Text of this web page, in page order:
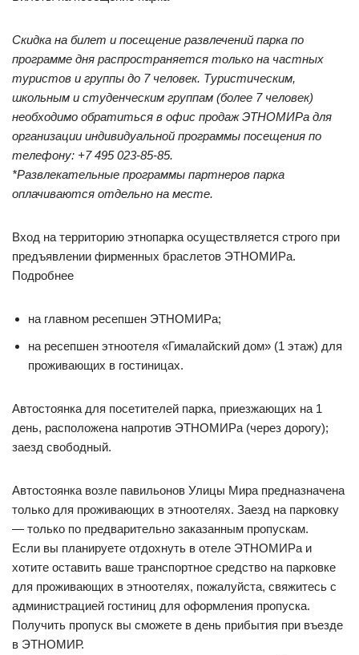
Скидка на билет и посещение развлечений парка по
программе дня распространяется только на частных
туристов и группы до 7 человек. Туристическим,
школьным и студенческим группам (более 7 человек)
необходимо обратиться в офис продаж ЭТНОМИРа для
организации индивидуальной программы посещения по
телефону: +7 495 023-85-85.
*Развлекательные программы партнеров парка
оплачиваются отдельно на месте.
Вход на территорию этнопарка осуществляется строго при
предъявлении фирменных браслетов ЭТНОМИРа.
Подробнее
на главном ресепшен ЭТНОМИРа;
на ресепшен этноотеля «Гималайский дом» (1 этаж) для
проживающих в гостиницах.
Автостоянка для посетителей парка, приезжающих на 1
день, расположена напротив ЭТНОМИРа (через дорогу);
заезд свободный.
Автостоянка возле павильонов Улицы Мира предназначена
только для проживающих в этноотелях. Заезд на парковку
— только по предварительно заказанным пропускам.
Если вы планируете отдохнуть в отеле ЭТНОМИРа и
хотите оставить ваше транспортное средство на парковке
для проживающих в этноотелях, пожалуйста, свяжитесь с
администрацией гостиниц для оформления пропуска.
Получить пропуск вы сможете в день прибытия при въезде
в ЭТНОМИР.